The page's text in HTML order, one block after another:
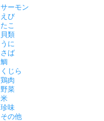
サーモン
えび
たこ
貝類
うに
さば
鯛
くじら
鶏肉
野菜
米
珍味
その他